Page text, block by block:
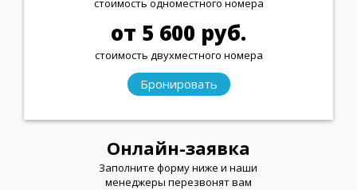
от 5 600 руб.
стоимость двухместного номера
Бронировать
Онлайн-заявка
Заполните форму ниже и наши
менеджеры перезвонят вам